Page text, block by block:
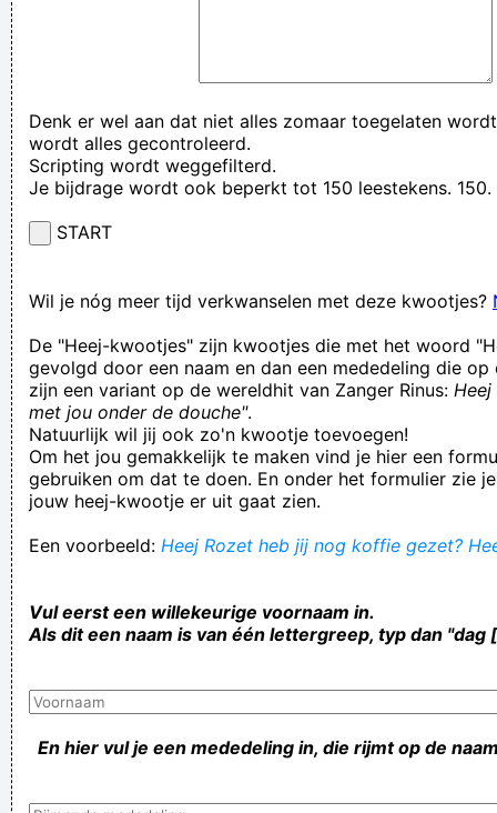
Denk er wel aan dat niet alles zomaar toegelaten
wordt alles gecontroleerd.
Scripting wordt weggefilterd.
Je bijdrage wordt ook beperkt tot 150 leestekens. 150.
START
Wil je nóg meer tijd verkwanselen met deze kwootjes?
De "Heej-kwootjes" zijn kwootjes die met het woord
gevolgd door een naam en dan een mededeling die op
zijn een variant op de wereldhit van Zanger Rinus:
met jou onder de douche".
Natuurlijk wil jij ook zo'n kwootje toevoegen!
Om het jou gemakkelijk te maken vind je hier een
gebruiken om dat te doen. En onder het formulier zie
jouw heej-kwootje er uit gaat zien.
Een voorbeeld: Heej Rozet heb jij nog koffie gezet?
Vul eerst een willekeurige voornaam in.
Als dit een naam is van één lettergreep, typ dan "dag
En hier vul je een mededeling in, die rijmt op de